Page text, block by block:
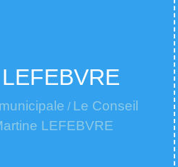
/ Le Conseil
LEFEBVRE